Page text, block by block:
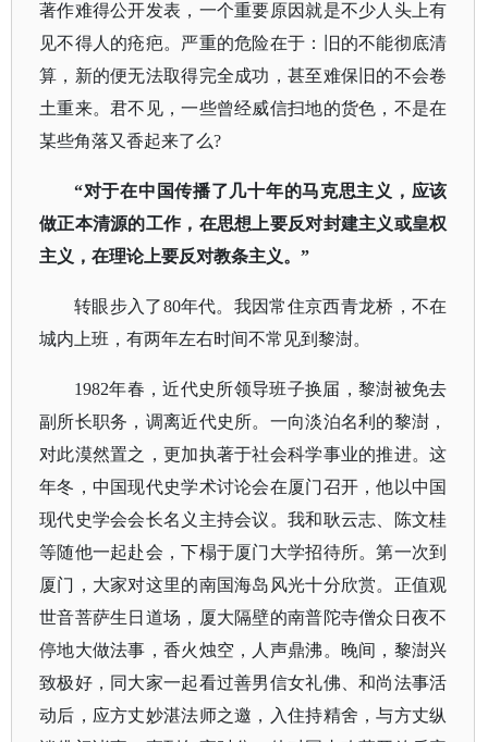
著作难得公开发表，一个重要原因就是不少人头上有
见不得人的疮疤。严重的危险在于：旧的不能彻底清
算，新的便无法取得完全成功，甚至难保旧的不会卷
土重来。君不见，一些曾经威信扫地的货色，不是在
某些角落又香起来了么?
“对于在中国传播了几十年的马克思主义，应该
做正本清源的工作，在思想上要反对封建主义或皇权
主义，在理论上要反对教条主义。”
转眼步入了80年代。我因常住京西青龙桥，不在
城内上班，有两年左右时间不常见到黎澍。
1982年春，近代史所领导班子换届，黎澍被免去
副所长职务，调离近代史所。一向淡泊名利的黎澍，
对此漠然置之，更加执著于社会科学事业的推进。这
年冬，中国现代史学术讨论会在厦门召开，他以中国
现代史学会会长名义主持会议。我和耿云志、陈文桂
等随他一起赴会，下榻于厦门大学招待所。第一次到
厦门，大家对这里的南国海岛风光十分欣赏。正值观
世音菩萨生日道场，厦大隔壁的南普陀寺僧众日夜不
停地大做法事，香火烛空，人声鼎沸。晚间，黎澍兴
致极好，同大家一起看过善男信女礼佛、和尚法事活
动后，应方丈妙湛法师之邀，入住持精舍，与方丈纵